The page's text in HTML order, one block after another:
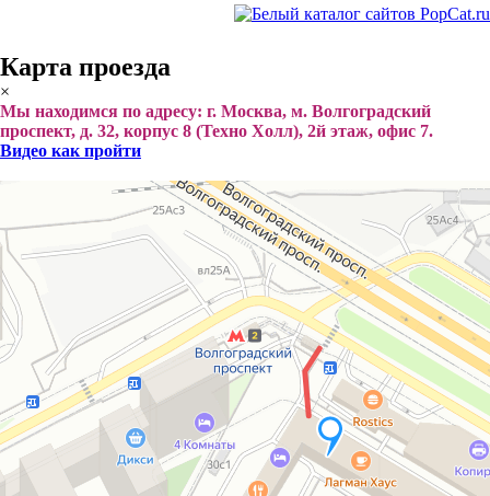
Карта проезда
×
Мы находимся по адресу: г. Москва, м. Волгоградский
проспект, д. 32, корпус 8 (Техно Холл), 2й этаж, офис 7.
Видео как пройти